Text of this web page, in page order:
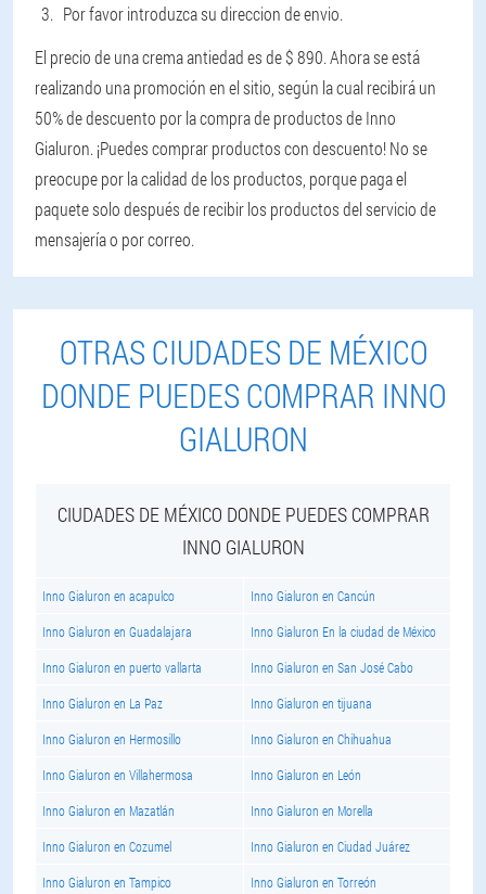
Por favor introduzca su direccion de envio.
El precio de una crema antiedad es de $ 890. Ahora se está
realizando una promoción en el sitio, según la cual recibirá un
50% de descuento por la compra de productos de Inno
Gialuron. ¡Puedes comprar productos con descuento! No se
preocupe por la calidad de los productos, porque paga el
paquete solo después de recibir los productos del servicio de
mensajería o por correo.
OTRAS CIUDADES DE MÉXICO
DONDE PUEDES COMPRAR INNO
GIALURON
CIUDADES DE MÉXICO DONDE PUEDES COMPRAR
INNO GIALURON
Inno Gialuron en acapulco Inno Gialuron en Cancún
Inno Gialuron en Guadalajara Inno Gialuron En la ciudad de México
Inno Gialuron en puerto vallarta Inno Gialuron en San José Cabo
Inno Gialuron en La Paz Inno Gialuron en tijuana
Inno Gialuron en Hermosillo Inno Gialuron en Chihuahua
Inno Gialuron en Villahermosa Inno Gialuron en León
Inno Gialuron en Mazatlán Inno Gialuron en Morella
Inno Gialuron en Cozumel Inno Gialuron en Ciudad Juárez
Inno Gialuron en Tampico Inno Gialuron en Torreón